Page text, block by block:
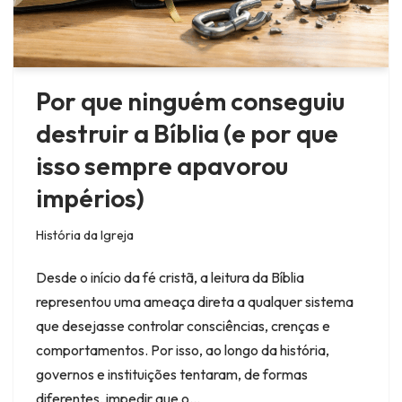
Por que ninguém conseguiu
destruir a Bíblia (e por que
isso sempre apavorou
impérios)
História da Igreja
Desde o início da fé cristã, a leitura da Bíblia
representou uma ameaça direta a qualquer sistema
que desejasse controlar consciências, crenças e
comportamentos. Por isso, ao longo da história,
governos e instituições tentaram, de formas
diferentes, impedir que o…